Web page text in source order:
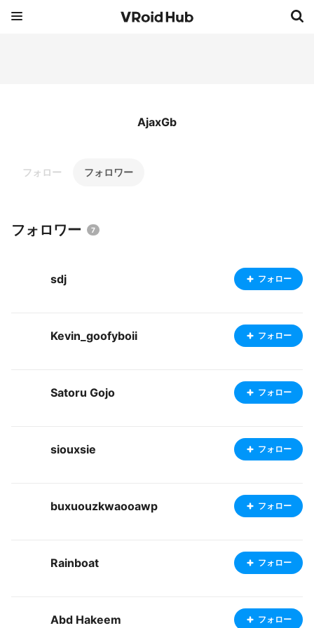
AjaxGb
フォロー フォロワー
フォロワー 7
sdj フォロー
Kevin_goofyboii フォロー
Satoru Gojo フォロー
siouxsie フォロー
buxuouzkwaooawp フォロー
Rainboat フォロー
Abd Hakeem フォロー